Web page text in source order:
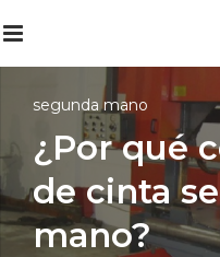
segunda mano
¿Por qué
de cinta
mano?